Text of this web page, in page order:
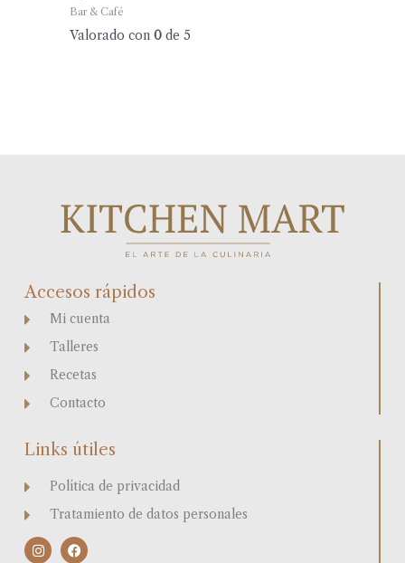
Bar & Café
Valorado con0 de 5
Accesos rápidos
Mi cuenta
Talleres
Recetas
Contacto
Links útiles
Política de privacidad
Tratamiento de datos personales
I
n
F
a